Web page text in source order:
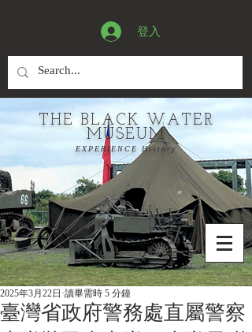
登入
THE BLACK WATER
MUSEUM
EXPERIENCE History
臺灣省政府警務處直屬警察
2025年3月22日 讀畢需時 5 分鐘